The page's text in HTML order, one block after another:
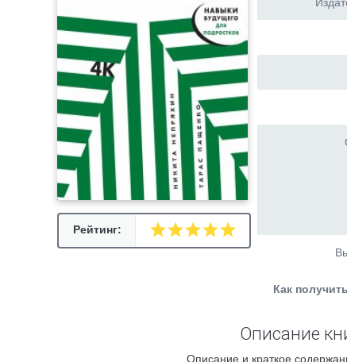
Рейтинг:
Как
Описание
Описание и краткое